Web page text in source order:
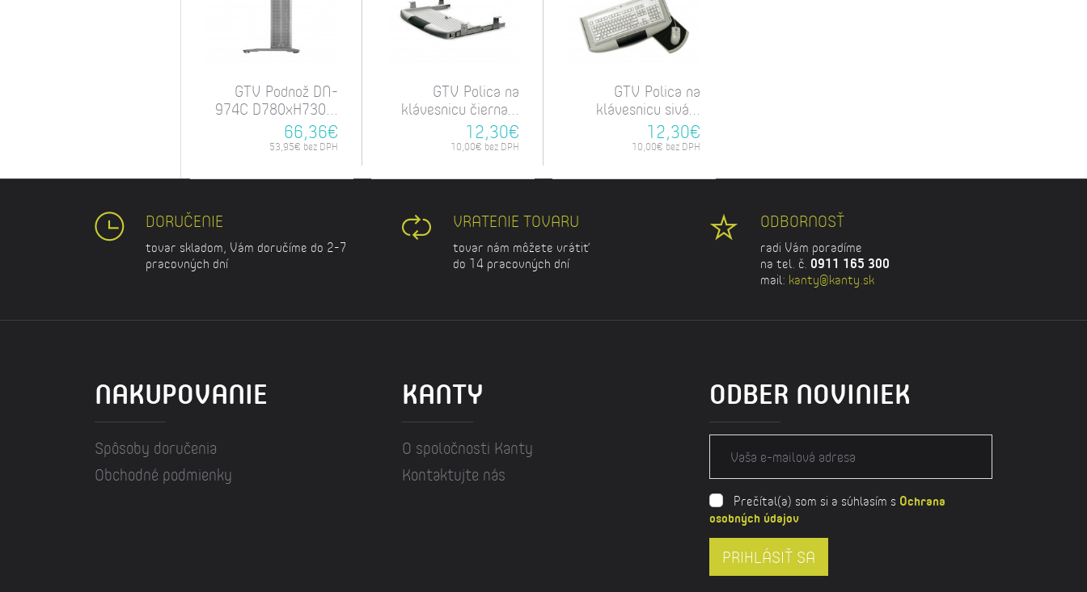
GTV Podnož DN-
974C D780xH730...
66,36€
53,95€ bez DPH
GTV Polica na
klávesnicu čierna...
12,30€
10,00€ bez DPH
GTV Polica na
klávesnicu sivá...
12,30€
10,00€ bez DPH
DORUČENIE
tovar skladom, Vám doručíme do 2-7
pracovných dní
VRATENIE TOVARU
tovar nám môžete vrátiť
do 14 pracovných dní
ODBORNOSŤ
radi Vám poradíme
na tel. č. 0911 165 300
mail: kanty@kanty.sk
NAKUPOVANIE
Spôsoby doručenia
Obchodné podmienky
KANTY
O spoločnosti Kanty
Kontaktujte nás
ODBER NOVINIEK
Prečítal(a) som si a súhlasím s Ochrana
osobných údajov
PRIHLÁSIŤ SA